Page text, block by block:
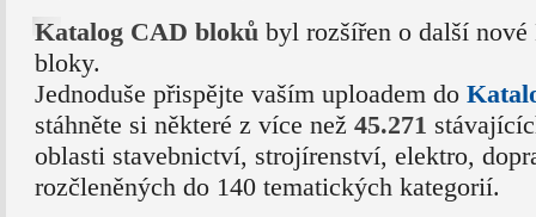
Katalog CAD bloků byl rozšířen o další
bloky.
Jednoduše přispějte vaším uploadem do
stáhněte si některé z více než 45.271
oblasti stavebnictví, strojírenství, elektro,
rozčleněných do 140 tematických kategorií.